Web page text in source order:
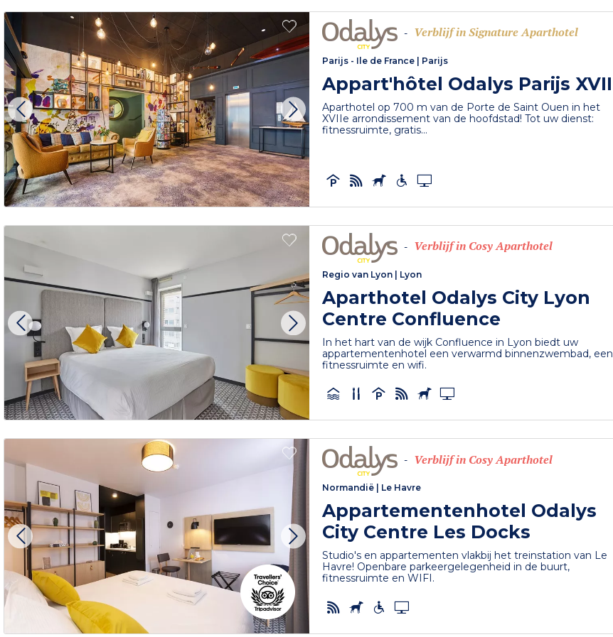
- Verblijf in Signature Aparthotel
Parijs - Ile de France Parijs
Appart'hôtel Odalys Parijs XVII
Aparthotel op 700 m van de Porte de Saint Ouen in het
XVIIe arrondissement van de hoofdstad! Tot uw dienst:
fitnessruimte, gratis...
- Verblijf in Cosy Aparthotel
Regio van Lyon | Lyon
Aparthotel Odalys City Lyon
Centre Confluence
In het hart van de wijk Confluence in Lyon biedt uw
appartementenhotel een verwarmd binnenzwembad, een
fitnessruimte en wifi.
- Verblijf in Cosy Aparthotel
Normandië Le Havre
Appartementenhotel Odalys
City Centre Les Docks
Studio's en appartementen vlakbij het treinstation van Le
Havre! Openbare parkeergelegenheid in de buurt,
fitnessruimte en WIFI.